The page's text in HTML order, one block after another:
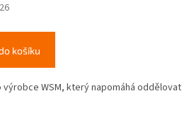
košíku
WSM, který napomáhá oddělovat